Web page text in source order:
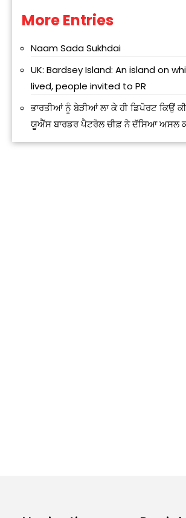
Alternative:
More Entries
Naam Sada Sukhdai
UK: Bardsey Island: An island on
lived, people invited to PR
ਭਾਰਤੀਆਂ ਨੂੰ ਬੇੜੀਆਂ ਲਾ ਕੇ ਹੀ ਡਿਪੋਰਟ ਕਿਉਂ
ਯੂਐੱਸ ਬਾਰਡਰ ਪੈਟਰੋਲ ਚੀਫ਼ ਨੇ ਦੱਸਿਆ ਅਸਲ